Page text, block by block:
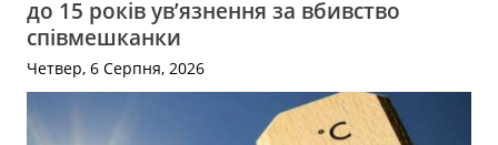
до 15 років ув’язнення за вбивство
співмешканки
Четвер, 6 Серпня, 2026